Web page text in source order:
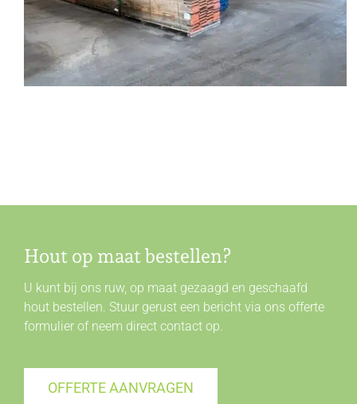
Hout op maat bestellen?
U kunt bij ons ruw, op maat gezaagd en geschaafd
hout bestellen. Stuur gerust een bericht via ons offerte
formulier of neem direct contactop.
OFFERTE AANVRAGEN